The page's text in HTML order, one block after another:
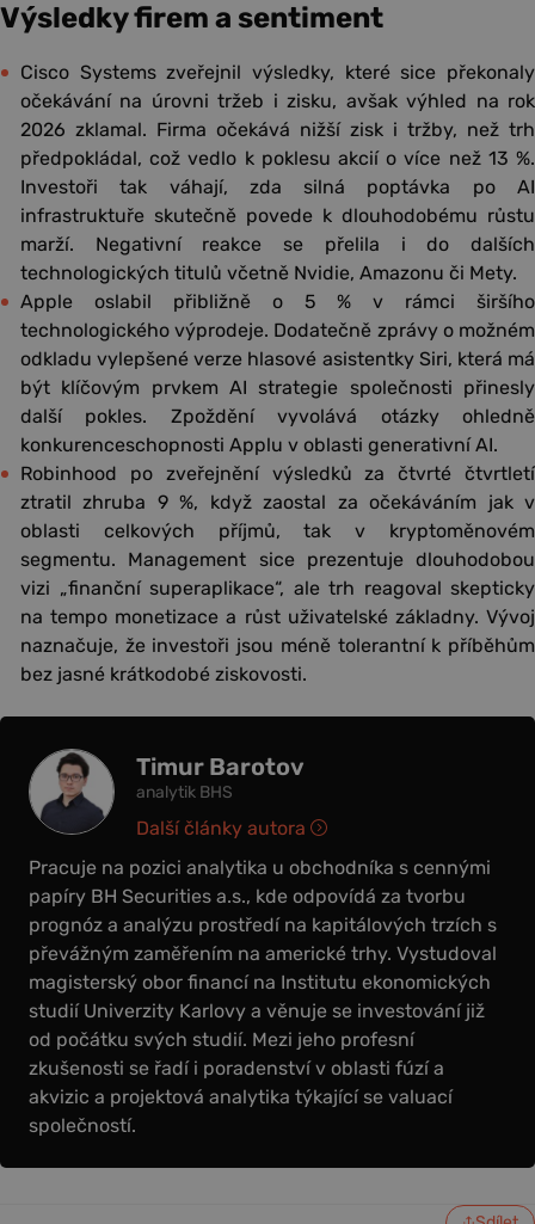
Výsledky firem a sentiment
Cisco Systems zveřejnil výsledky, které sice překonaly
očekávání na úrovni tržeb i zisku, avšak výhled na rok
2026 zklamal. Firma očekává nižší zisk i tržby, než trh
předpokládal, což vedlo k poklesu akcií o více než 13 %.
Investoři tak váhají, zda silná poptávka po AI
infrastruktuře skutečně povede k dlouhodobému růstu
marží. Negativní reakce se přelila i do dalších
technologických titulů včetně Nvidie, Amazonu či Mety.
Apple oslabil přibližně o 5 % v rámci širšího
technologického výprodeje. Dodatečně zprávy o možném
odkladu vylepšené verze hlasové asistentky Siri, která má
být klíčovým prvkem AI strategie společnosti přinesly
další pokles. Zpoždění vyvolává otázky ohledně
konkurenceschopnosti Applu v oblasti generativní AI.
Robinhood po zveřejnění výsledků za čtvrté čtvrtletí
ztratil zhruba 9 %, když zaostal za očekáváním jak v
oblasti celkových příjmů, tak v kryptoměnovém
segmentu. Management sice prezentuje dlouhodobou
vizi „finanční superaplikace“, ale trh reagoval skepticky
na tempo monetizace a růst uživatelské základny. Vývoj
naznačuje, že investoři jsou méně tolerantní k příběhům
bez jasné krátkodobé ziskovosti.
Timur Barotov
analytik BHS
Pracuje na pozici analytika u obchodníka s cennými
papíry BH Securities a.s., kde odpovídá za tvorbu
prognóz a analýzu prostředí na kapitálových trzích s
převážným zaměřením na americké trhy. Vystudoval
magisterský obor financí na Institutu ekonomických
studií Univerzity Karlovy a věnuje se investování již
od počátku svých studií. Mezi jeho profesní
zkušenosti se řadí i poradenství v oblasti fúzí a
akvizic a projektová analytika týkající se valuací
společností.
Další články autora